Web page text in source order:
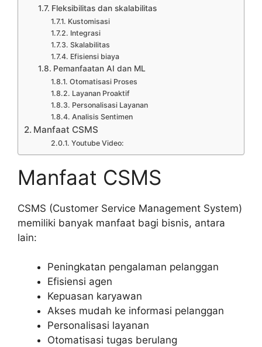
Fleksibilitas dan skalabilitas
Kustomisasi
Integrasi
Skalabilitas
Efisiensi biaya
Pemanfaatan AI dan ML
Otomatisasi Proses
Layanan Proaktif
Personalisasi Layanan
Analisis Sentimen
Manfaat CSMS
Youtube Video:
Manfaat CSMS
CSMS (Customer Service Management System)
memiliki banyak manfaat bagi bisnis, antara
lain:
Peningkatan pengalaman pelanggan
Efisiensi agen
Kepuasan karyawan
Akses mudah ke informasi pelanggan
Personalisasi layanan
Otomatisasi tugas berulang